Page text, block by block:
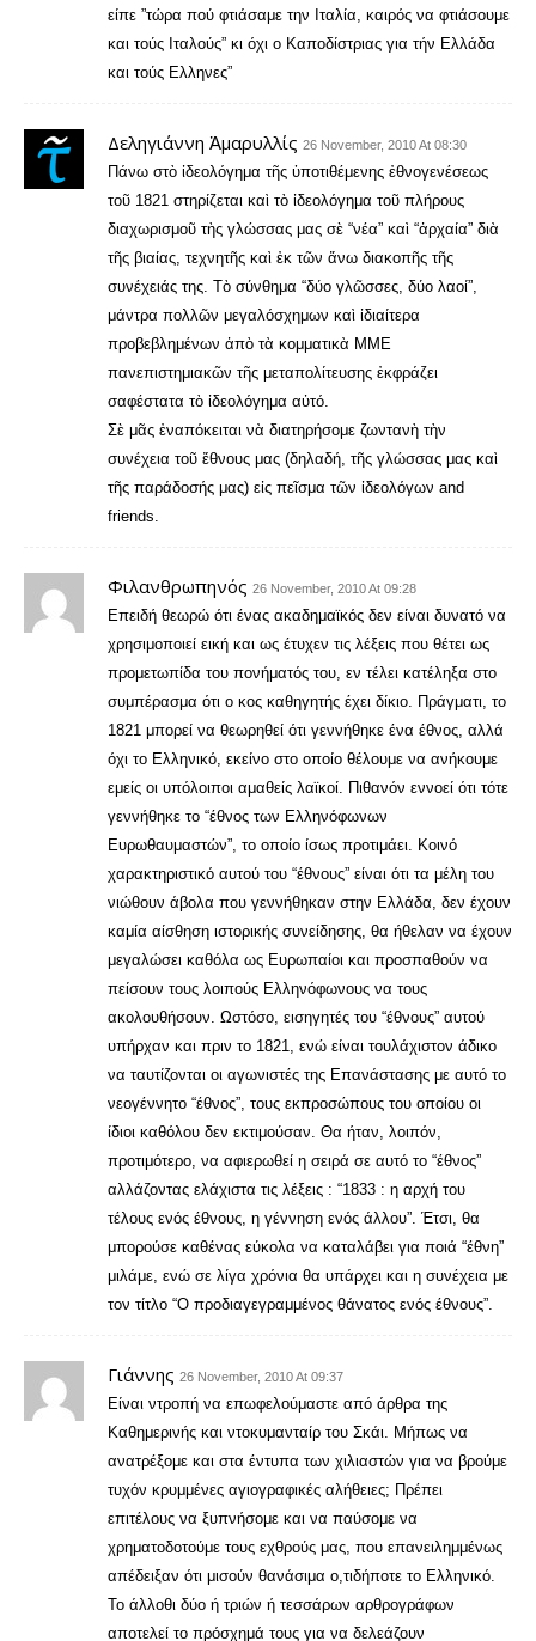
είπε ”τώρα πού φτιάσαμε την Ιταλία, καιρός να φτιάσουμε
και τούς Ιταλούς” κι όχι ο Καποδίστριας για τήν Ελλάδα
και τούς Ελληνες”
Δεληγιάννη Ἀμαρυλλίς 26 November, 2010 At 08:30
Πάνω στὸ ἰδεολόγημα τῆς ὑποτιθέμενης ἐθνογενέσεως
τοῦ 1821 στηρίζεται καὶ τὸ ἰδεολόγημα τοῦ πλήρους
διαχωρισμοῦ τὴς γλώσσας μας σὲ “νέα” καὶ “ἀρχαία” διὰ
τῆς βιαίας, τεχνητῆς καὶ ἐκ τῶν ἄνω διακοπῆς τῆς
συνέχειάς της. Τὸ σύνθημα “δύο γλῶσσες, δύο λαοί”,
μάντρα πολλῶν μεγαλόσχημων καὶ ἰδιαίτερα
προβεβλημένων ἀπὸ τὰ κομματικὰ ΜΜΕ
πανεπιστημιακῶν τῆς μεταπολίτευσης ἐκφράζει
σαφέστατα τὸ ἰδεολόγημα αὐτό.
Σὲ μᾶς ἐναπόκειται νὰ διατηρήσομε ζωντανὴ τὴν
συνέχεια τοῦ ἔθνους μας (δηλαδή, τῆς γλώσσας μας καὶ
τῆς παράδοσής μας) εἰς πεῖσμα τῶν ἰδεολόγων and
friends.
Φιλανθρωπηνός 26 November, 2010 At 09:28
Επειδή θεωρώ ότι ένας ακαδημαϊκός δεν είναι δυνατό να
χρησιμοποιεί εική και ως έτυχεν τις λέξεις που θέτει ως
προμετωπίδα του πονήματός του, εν τέλει κατέληξα στο
συμπέρασμα ότι ο κος καθηγητής έχει δίκιο. Πράγματι, το
1821 μπορεί να θεωρηθεί ότι γεννήθηκε ένα έθνος, αλλά
όχι το Ελληνικό, εκείνο στο οποίο θέλουμε να ανήκουμε
εμείς οι υπόλοιποι αμαθείς λαϊκοί. Πιθανόν εννοεί ότι τότε
γεννήθηκε το “έθνος των Ελληνόφωνων
Ευρωθαυμαστών”, το οποίο ίσως προτιμάει. Κοινό
χαρακτηριστικό αυτού του “έθνους” είναι ότι τα μέλη του
νιώθουν άβολα που γεννήθηκαν στην Ελλάδα, δεν έχουν
καμία αίσθηση ιστορικής συνείδησης, θα ήθελαν να έχουν
μεγαλώσει καθόλα ως Ευρωπαίοι και προσπαθούν να
πείσουν τους λοιπούς Ελληνόφωνους να τους
ακολουθήσουν. Ωστόσο, εισηγητές του “έθνους” αυτού
υπήρχαν και πριν το 1821, ενώ είναι τουλάχιστον άδικο
να ταυτίζονται οι αγωνιστές της Επανάστασης με αυτό το
νεογέννητο “έθνος”, τους εκπροσώπους του οποίου οι
ίδιοι καθόλου δεν εκτιμούσαν. Θα ήταν, λοιπόν,
προτιμότερο, να αφιερωθεί η σειρά σε αυτό το “έθνος”
αλλάζοντας ελάχιστα τις λέξεις : “1833 : η αρχή του
τέλους ενός έθνους, η γέννηση ενός άλλου”. Έτσι, θα
μπορούσε καθένας εύκολα να καταλάβει για ποιά “έθνη”
μιλάμε, ενώ σε λίγα χρόνια θα υπάρχει και η συνέχεια με
τον τίτλο “Ο προδιαγεγραμμένος θάνατος ενός έθνους”.
Γιάννης 26 November, 2010 At 09:37
Είναι ντροπή να επωφελούμαστε από άρθρα της
Καθημερινής και ντοκυμανταίρ του Σκάι. Μήπως να
ανατρέξομε και στα έντυπα των χιλιαστών για να βρούμε
τυχόν κρυμμένες αγιογραφικές αλήθειες; Πρέπει
επιτέλους να ξυπνήσομε και να παύσομε να
χρηματοδοτούμε τους εχθρούς μας, που επανειλημμένως
απέδειξαν ότι μισούν θανάσιμα ο,τιδήποτε το Ελληνικό.
Το άλλοθι δύο ή τριών ή τεσσάρων αρθρογράφων
αποτελεί το πρόσχημά τους για να δελεάζουν